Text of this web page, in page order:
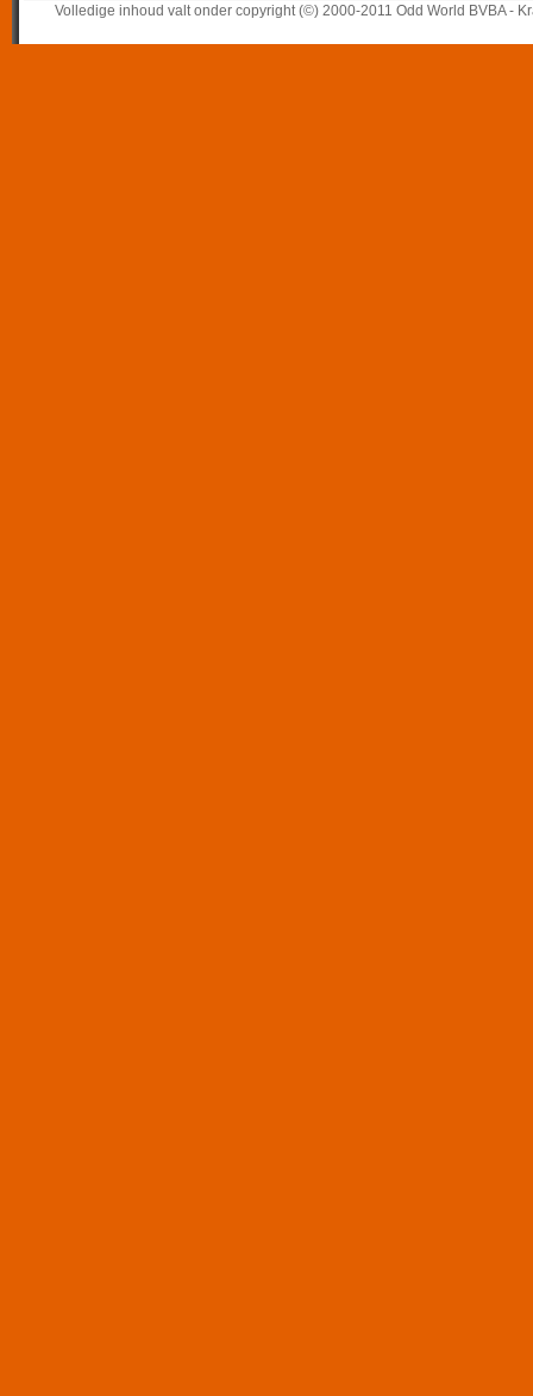
Volledige inhoud valt onder copyright (©) 2000-2011 Odd World BVBA -